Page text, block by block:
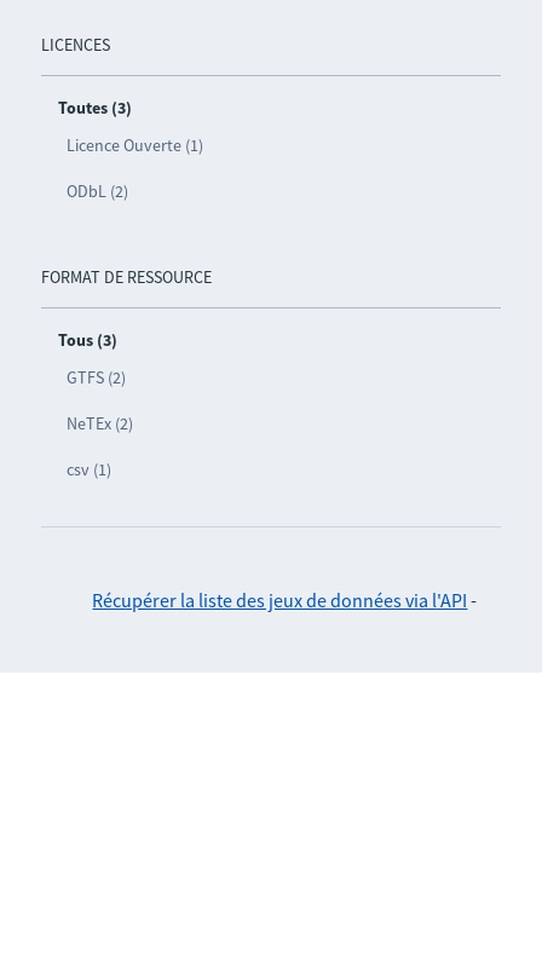
LICENCES
Toutes (3)
Licence Ouverte (1)
ODbL (2)
FORMAT DE RESSOURCE
Tous (3)
GTFS (2)
NeTEx (2)
csv (1)
Récupérer la liste des jeux de données via l'API -